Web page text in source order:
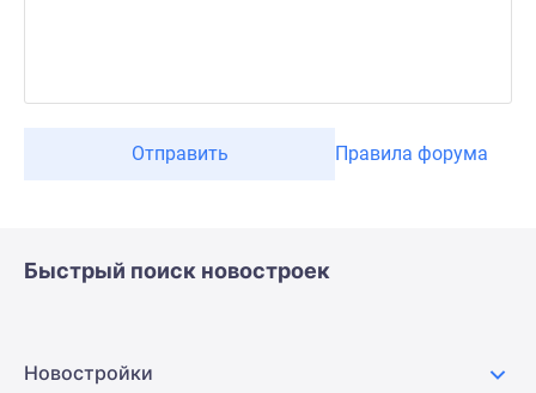
Отправить Правила форума
Быстрый поиск новостроек
Новостройки